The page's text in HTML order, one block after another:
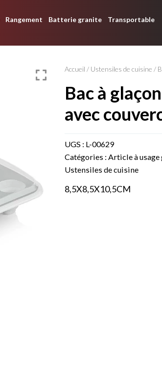
Rangement Batterie granite
Transportable
Accueil / Ustensiles de cuisine /
bac à glaçon pliable
avec
UGS : L-00629
Catégories :Article à usage
Ustensiles de cuisine
8,5X8,5X10,5CM